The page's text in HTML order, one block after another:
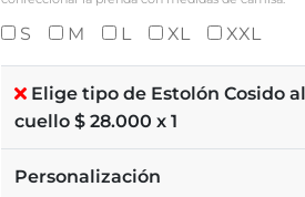
S M L XL XXL
Elige tipo de Estolón Cosido al
cuello $ 28.000 x 1
Personalización